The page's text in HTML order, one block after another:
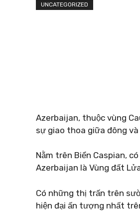
UNCATEGORIZED
Azerbaijan, thuộc vùng
sự giao thoa giữa đông
Nằm trên Biển Caspian,
Azerbaijan là Vùng đất
Có những thị trấn trên
hiện đại ấn tượng nhất